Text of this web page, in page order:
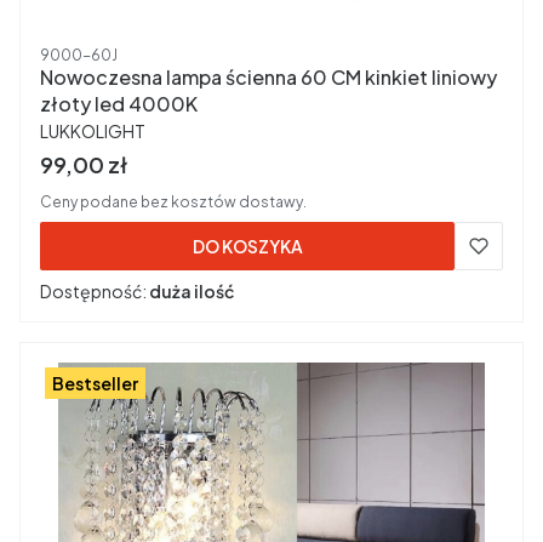
Kod produktu
9000-60J
Nowoczesna lampa ścienna 60 CM kinkiet liniowy
złoty led 4000K
PRODUCENT
LUKKOLIGHT
Cena brutto
99,00 zł
Ceny podane bez kosztów dostawy.
DO KOSZYKA
Dostępność: duża ilość
Bestseller